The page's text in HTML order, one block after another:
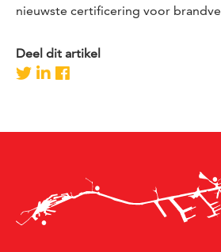
nieuwste certificering voor
Deel dit artikel